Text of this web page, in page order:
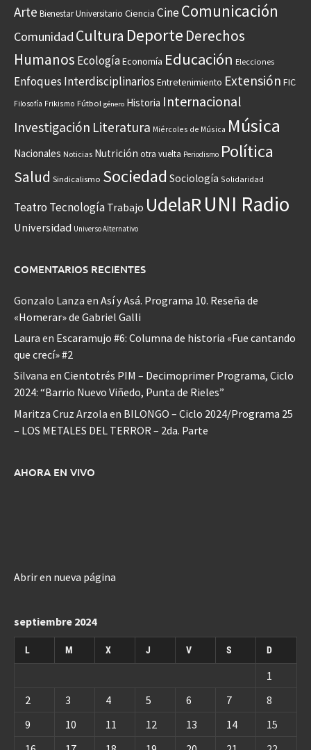
Arte Bienestar Universitario Ciencia CineComunicación
Comunidad Cultura Deporte Derechos
Humanos EcologíaEconomía Educación Elecciones
Enfoques Interdisciplinarios Entretenimiento Extensión FIC
Filosofía Frikismo Fútbol género Historia Internacional
Investigación Literatura Miércoles de Música Música
Nacionales Noticias Nutrición otra vuelta Periodismo Política
Salud Sindicalismo Sociedad Sociología Solidaridad
Teatro Tecnología Trabajo UdelaR UNI Radio
Universidad Universo Alternativo
COMENTARIOS RECIENTES
Gonzalo Lanza en Así y Asá. Programa 10. Reseña de
«Homerar» de Gabriel Galli
Laura en Escaramujo #6: Columna de historia «Fue cantando
que crecí» #2
Silvana en Cientotrés PIM – Decimoprimer Programa, Ciclo
2024: “Barrio Nuevo Viñedo, Punta de Rieles”
Maritza Cruz Arzola en BILONGO – Ciclo 2024/Programa 25
– LOS METALES DEL TERROR – 2da. Parte
AHORA EN VIVO
Abrir en nueva página
septiembre 2024
L M X J V S D
1
2
3 4 5 6 7
8
9
10 11 12 13 14
15